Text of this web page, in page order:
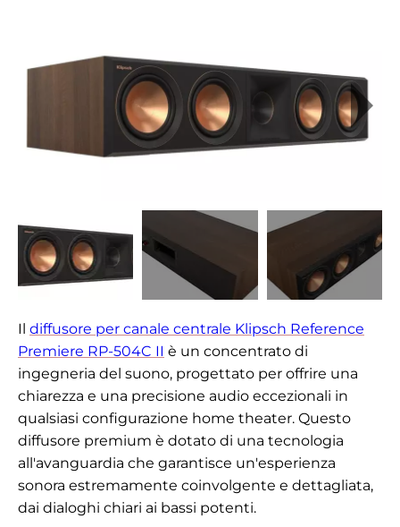
Il diffusore per canale centrale Klipsch Reference
Premiere RP-504C II è un concentrato di
ingegneria del suono, progettato per offrire una
chiarezza e una precisione audio eccezionali in
qualsiasi configurazione home theater. Questo
diffusore premium è dotato di una tecnologia
all'avanguardia che garantisce un'esperienza
sonora estremamente coinvolgente e dettagliata,
dai dialoghi chiari ai bassi potenti.